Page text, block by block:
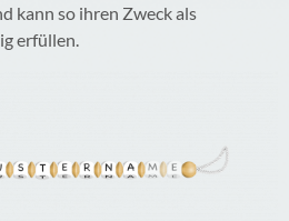
kann so ihren Zweck als
erfüllen.